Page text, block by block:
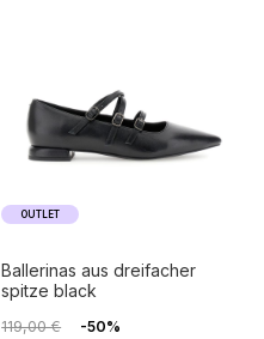
OUTLET
ballerinas aus dreifacher
spitze black
119,00 €
-50%